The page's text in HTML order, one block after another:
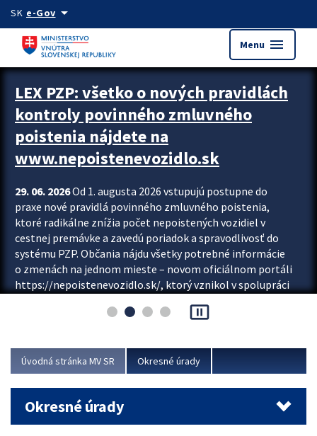
Preskocit na hlavný obsah
SK e-Govarrow_drop_down
Menu menu
Zastavit automatický posun upútavok
LEX PZP: všetko o nových pravidlách
kontroly povinného zmluvného
poistenia nájdete na
www.nepoistenevozidlo.sk
29. 06. 2026Od 1. augusta 2026 vstupujú postupne do
praxe nové pravidlá povinného zmluvného poistenia,
ktoré radikálne znížia počet nepoistených vozidiel v
cestnej premávke a zavedú poriadok a spravodlivosť do
systému PZP. Občania nájdu všetky potrebné informácie
o zmenách na jednom mieste – novom oficiálnom portáli
https://nepoistenevozidlo.sk/, ktorý vznikol v spolupráci
asociácie poisťovní (SLASPO) a Ministerstva vnútra SR.
Viac
pause_presentation
Úvodná stránka MV SR Okresné úrady
Okresné úrady